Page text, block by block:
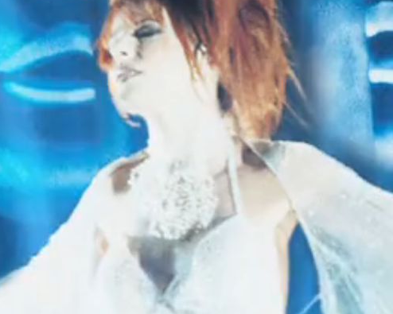
2000
05/09/2000